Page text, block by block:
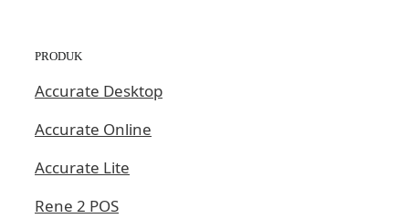
PRODUK
Accurate Desktop
Accurate Online
Accurate Lite
Rene 2 POS